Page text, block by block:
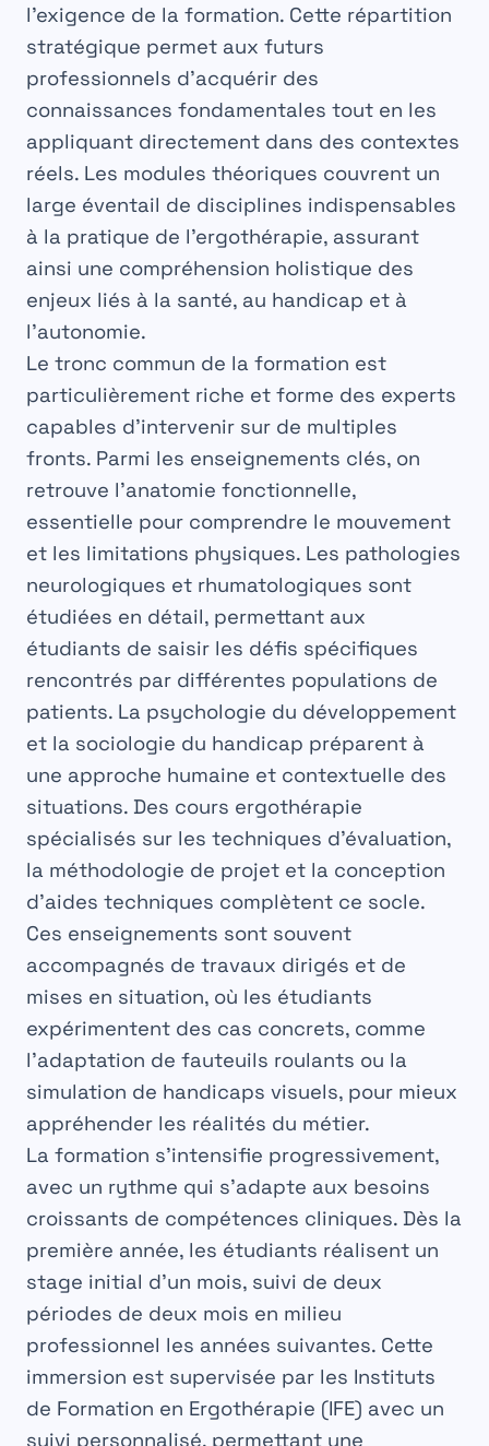
l’exigence de la formation. Cette répartition
stratégique permet aux futurs
professionnels d’acquérir des
connaissances fondamentales tout en les
appliquant directement dans des contextes
réels. Les modules théoriques couvrent un
large éventail de disciplines indispensables
à la pratique de l’ergothérapie, assurant
ainsi une compréhension holistique des
enjeux liés à la santé, au handicap et à
l’autonomie.
Le tronc commun de la formation est
particulièrement riche et forme des experts
capables d’intervenir sur de multiples
fronts. Parmi les enseignements clés, on
retrouve l’anatomie fonctionnelle,
essentielle pour comprendre le mouvement
et les limitations physiques. Les pathologies
neurologiques et rhumatologiques sont
étudiées en détail, permettant aux
étudiants de saisir les défis spécifiques
rencontrés par différentes populations de
patients. La psychologie du développement
et la sociologie du handicap préparent à
une approche humaine et contextuelle des
situations. Des cours ergothérapie
spécialisés sur les techniques d’évaluation,
la méthodologie de projet et la conception
d’aides techniques complètent ce socle.
Ces enseignements sont souvent
accompagnés de travaux dirigés et de
mises en situation, où les étudiants
expérimentent des cas concrets, comme
l’adaptation de fauteuils roulants ou la
simulation de handicaps visuels, pour mieux
appréhender les réalités du métier.
La formation s’intensifie progressivement,
avec un rythme qui s’adapte aux besoins
croissants de compétences cliniques. Dès la
première année, les étudiants réalisent un
stage initial d’un mois, suivi de deux
périodes de deux mois en milieu
professionnel les années suivantes. Cette
immersion est supervisée par les Instituts
de Formation en Ergothérapie (IFE) avec un
suivi personnalisé, permettant une